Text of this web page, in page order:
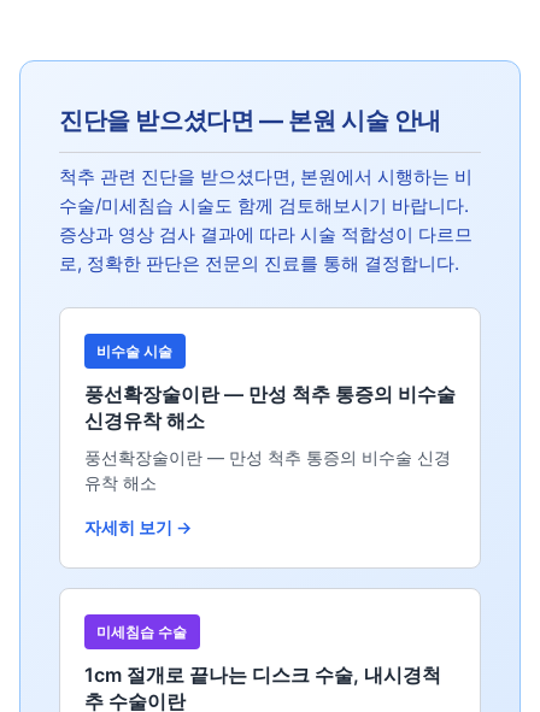
진단을 받으셨다면 — 본원 시술 안내
척추 관련 진단을 받으셨다면, 본원에서 시행하는 비
수술/미세침습 시술도 함께 검토해보시기 바랍니다.
증상과 영상 검사 결과에 따라 시술 적합성이 다르므
로, 정확한 판단은 전문의 진료를 통해 결정합니다.
비수술 시술
풍선확장술이란 — 만성 척추 통증의 비수술
신경유착 해소
풍선확장술이란 — 만성 척추 통증의 비수술 신경
유착 해소
자세히 보기 →
미세침습 수술
1cm 절개로 끝나는 디스크 수술, 내시경척
추 수술이란